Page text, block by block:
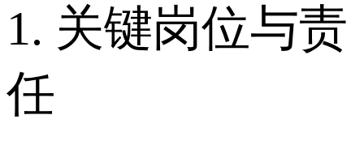
1. 关键岗位与责
任